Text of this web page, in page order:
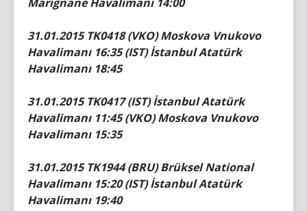
31.01.2015 TK0418 (VKO) Moskova Vnukovo
Havalimanı 16:35 (IST) İstanbul Atatürk
Havalimanı 18:45
31.01.2015 TK0417 (IST) İstanbul Atatürk
Havalimanı 11:45 (VKO) Moskova Vnukovo
Havalimanı 15:35
31.01.2015 TK1944 (BRU) Brüksel National
Havalimanı 15:20 (IST) İstanbul Atatürk
Havalimanı 19:40